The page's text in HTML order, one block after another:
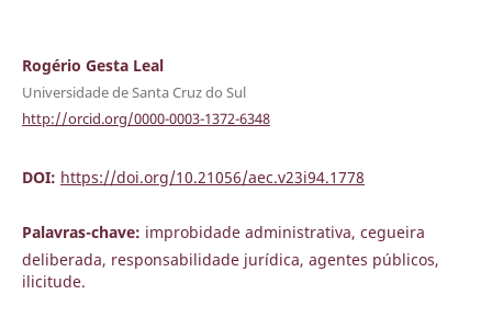
Rogério Gesta Leal
Universidade de Santa Cruz do Sul
http://orcid.org/0000-0003-1372-6348
DOI: https://doi.org/10.21056/aec.v23i94.1778
Palavras-chave: improbidade administrativa, cegueira
deliberada, responsabilidade jurídica, agentes públicos,
ilicitude.